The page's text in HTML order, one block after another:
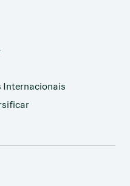
Internacionais